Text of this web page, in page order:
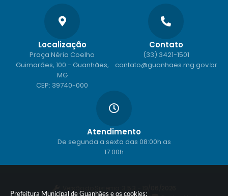
Prefeitura Municipal de Guanhães e os cookies:
Localização
Praça Néria Coelho
Guimarães, 100 - Guanhães,
MG
CEP: 39740-000
Contato
(33) 3421-1501
contato@guanhaes.mg.gov.br
Atendimento
De segunda a sexta das 08:00h as
17:00h